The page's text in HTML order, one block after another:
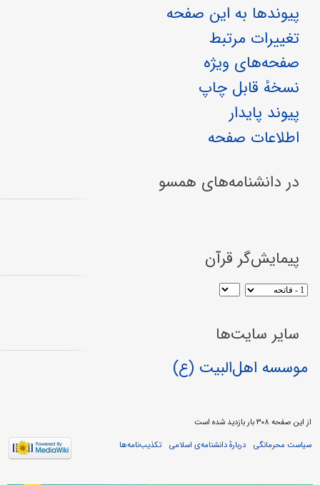
پیوندها به این صفحه
تغییرات مرتبط
صفحه‌های ویژه
نسخهٔ قابل چاپ
پیوند پایدار
اطلاعات صفحه
در دانشنامه‌های همسو
پیمایش‌گر قرآن
سایر سایت‌ها
موسسه اهل‌البیت (ع)
از این صفحه ۳۰۸ بار بازدید شده است
سیاست محرمانگی
دربارهٔ دانشنامه‌ی اسلامی تکذیب‌نامه‌ها